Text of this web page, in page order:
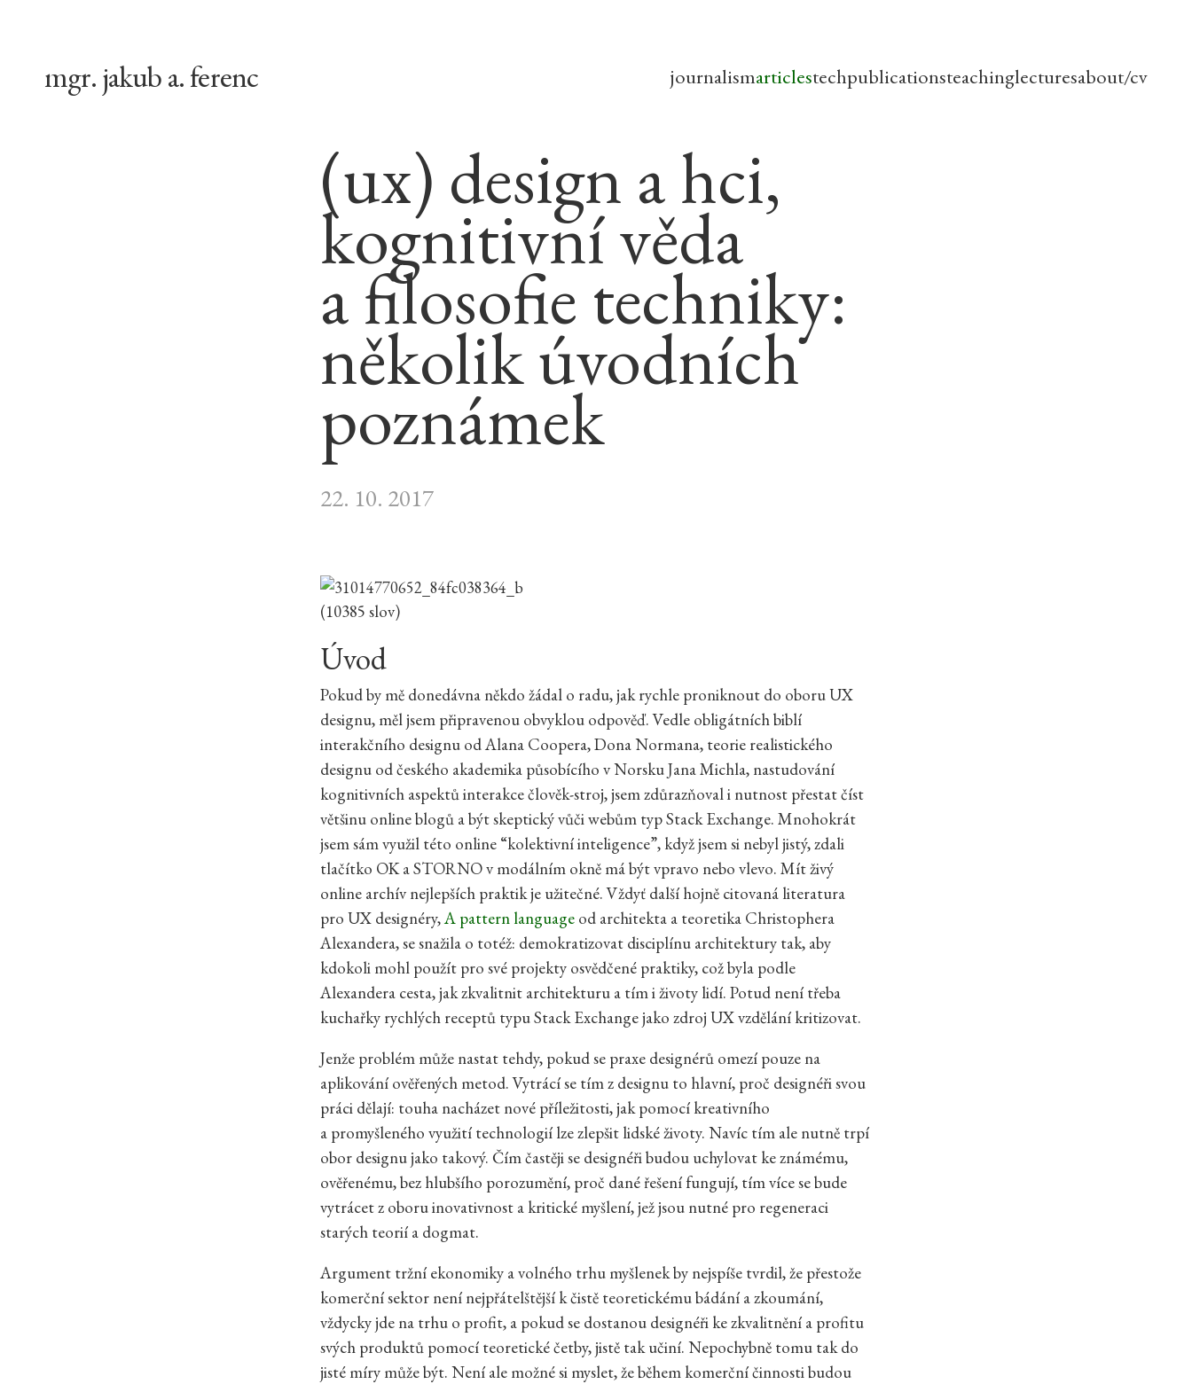
mgr. jakub a. ferenc journalismarticlestechpublicationsteachinglecturesabout/cv
(ux) design a hci,
kognitivní věda
a filosofie techniky:
několik úvodních
poznámek
22. 10. 2017
(10385 slov)
Úvod
Pokud by mě donedávna někdo žádal o radu, jak rychle proniknout do oboru UX
designu, měl jsem připravenou obvyklou odpověď. Vedle obligátních biblí
interakčního designu od Alana Coopera, Dona Normana, teorie realistického
designu od českého akademika působícího v Norsku Jana Michla, nastudování
kognitivních aspektů interakce člověk-stroj, jsem zdůrazňoval i nutnost přestat číst
většinu online blogů a být skeptický vůči webům typ Stack Exchange. Mnohokrát
jsem sám využil této online “kolektivní inteligence”, když jsem si nebyl jistý, zdali
tlačítko OK a STORNO v modálním okně má být vpravo nebo vlevo. Mít živý
online archív nejlepších praktik je užitečné. Vždyť další hojně citovaná literatura
pro UX designéry,A pattern language od architekta a teoretika Christophera
Alexandera, se snažila o totéž: demokratizovat disciplínu architektury tak, aby
kdokoli mohl použít pro své projekty osvědčené praktiky, což byla podle
Alexandera cesta, jak zkvalitnit architekturu a tím i životy lidí. Potud není třeba
kuchařky rychlých receptů typu Stack Exchange jako zdroj UX vzdělání kritizovat.
Jenže problém může nastat tehdy, pokud se praxe designérů omezí pouze na
aplikování ověřených metod. Vytrácí se tím z designu to hlavní, proč designéři svou
práci dělají: touha nacházet nové příležitosti, jak pomocí kreativního
a promyšleného využití technologií lze zlepšit lidské životy. Navíc tím ale nutně trpí
obor designu jako takový. Čím častěji se designéři budou uchylovat ke známému,
ověřenému, bez hlubšího porozumění, proč dané řešení fungují, tím více se bude
vytrácet z oboru inovativnost a kritické myšlení, jež jsou nutné pro regeneraci
starých teorií a dogmat.
Argument tržní ekonomiky a volného trhu myšlenek by nejspíše tvrdil, že přestože
komerční sektor není nejpřátelštější k čistě teoretickému bádání a zkoumání,
vždycky jde na trhu o profit, a pokud se dostanou designéři ke zkvalitnění a profitu
svých produktů pomocí teoretické četby, jistě tak učiní. Nepochybně tomu tak do
jisté míry může být. Není ale možné si myslet, že během komerční činnosti budou